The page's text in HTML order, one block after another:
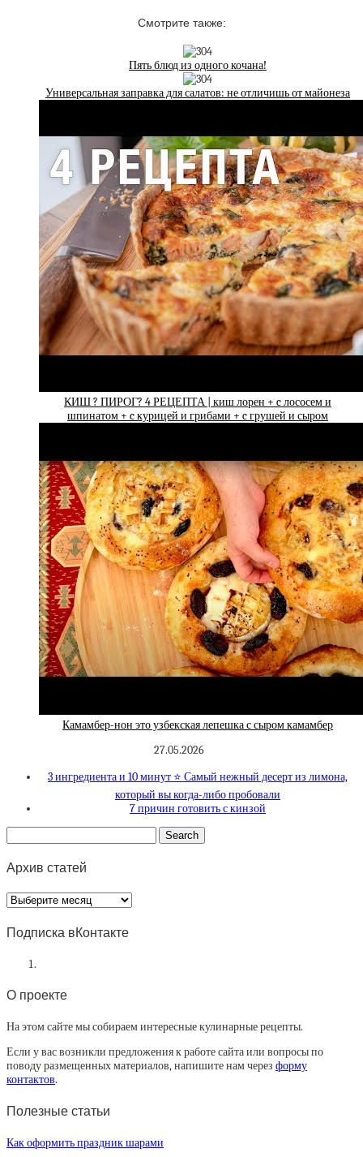
Смотрите также:
Пять блюд из одного кочана!
Универсальная заправка для салатов: не отличишь от майонеза
КИШ ? ПИРОГ? 4 РЕЦЕПТА | киш лорен + c лососем и
шпинатом + c курицей и грибами + c грушей и сыром
Камамбер-нон это узбекская лепешка с сыром камамбер
27.05.2026
3 ингредиента и 10 минут ⭐️ Самый нежный десерт из лимона,
который вы когда-либо пробовали
7 причин готовить с кинзой
Архив статей
Архив
статей
Подписка вКонтакте
О проекте
На этом сайте мы собираем интересные кулинарные рецепты.
Если у вас возникли предложения к работе сайта или вопросы по
поводу размещенных материалов, напишите нам через форму
контактов.
Полезные статьи
Как оформить праздник шарами